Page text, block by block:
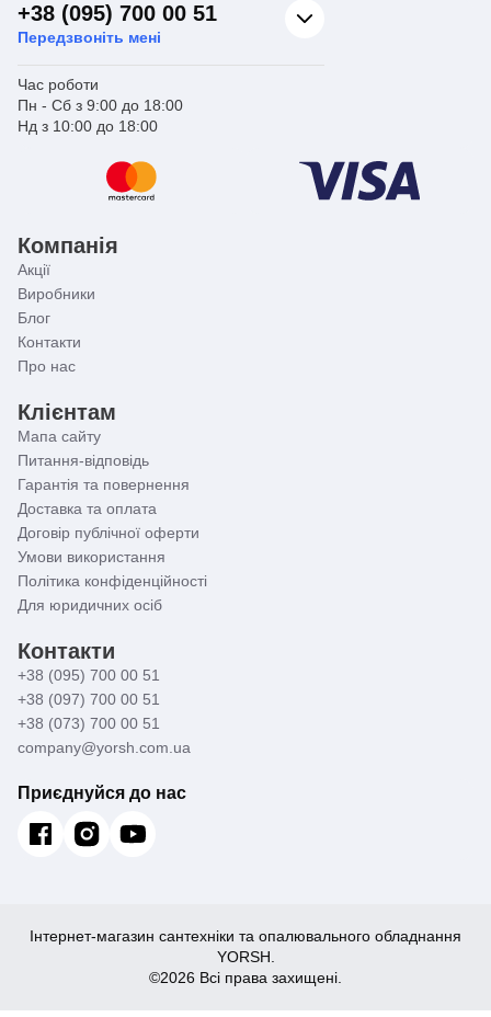
+38 (095) 700 00 51
Передзвоніть мені
Час роботи
Пн - Сб з 9:00 до 18:00
Нд з 10:00 до 18:00
Компанія
Акції
Виробники
Блог
Контакти
Про нас
Клієнтам
Мапа сайту
Питання-відповідь
Гарантія та повернення
Доставка та оплата
Договір публічної оферти
Умови використання
Політика конфіденційності
Для юридичних осіб
Контакти
+38 (095) 700 00 51
+38 (097) 700 00 51
+38 (073) 700 00 51
company@yorsh.com.ua
Приєднуйся до нас
Інтернет-магазин сантехніки та опалювального обладнання
YORSH.
©2026 Всі права захищені.